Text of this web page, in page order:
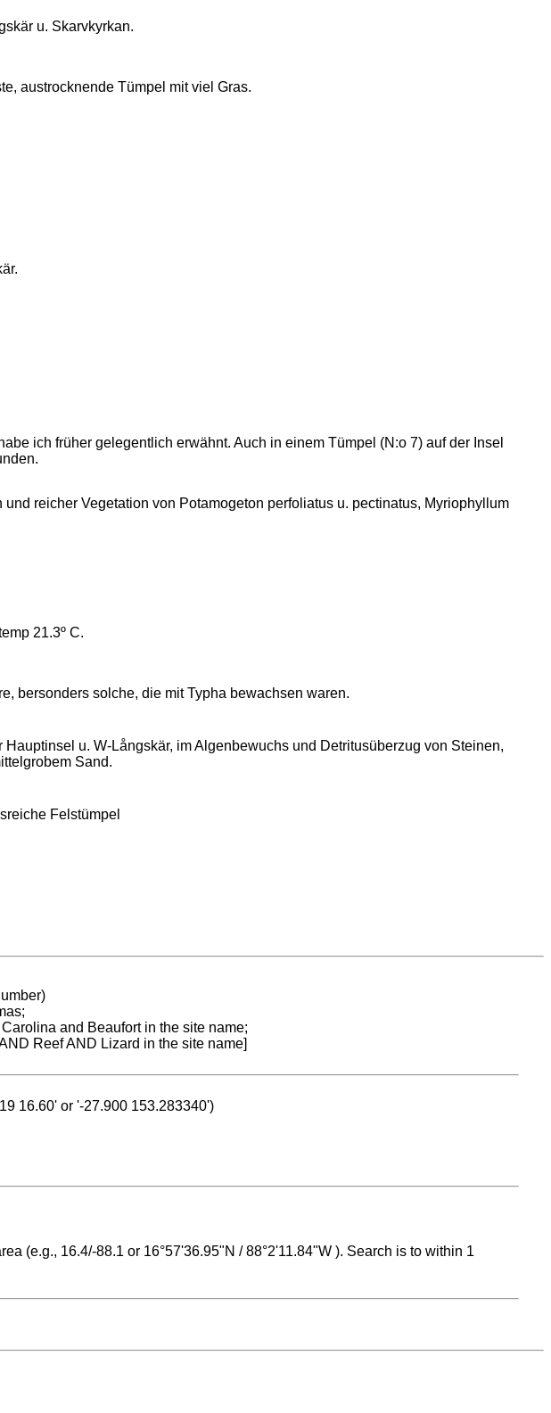
u. Skarvkyrkan.
austrocknende Tümpel mit viel Gras.
ich früher gelegentlich erwähnt. Auch in einem Tümpel (N:o 7) auf der Insel
reicher Vegetation von Potamogeton perfoliatus u. pectinatus, Myriophyllum
21.3º C.
bersonders solche, die mit Typha bewachsen waren.
u. W-Långskär, im Algenbewuchs und Detritusüberzug von Steinen,
Sand.
Felstümpel
and Beaufort in the site name;
Reef AND Lizard in the site name]
16.60' or '-27.900 153.283340')
(e.g., 16.4/-88.1 or 16°57'36.95"N / 88°2'11.84"W ). Search is to within 1